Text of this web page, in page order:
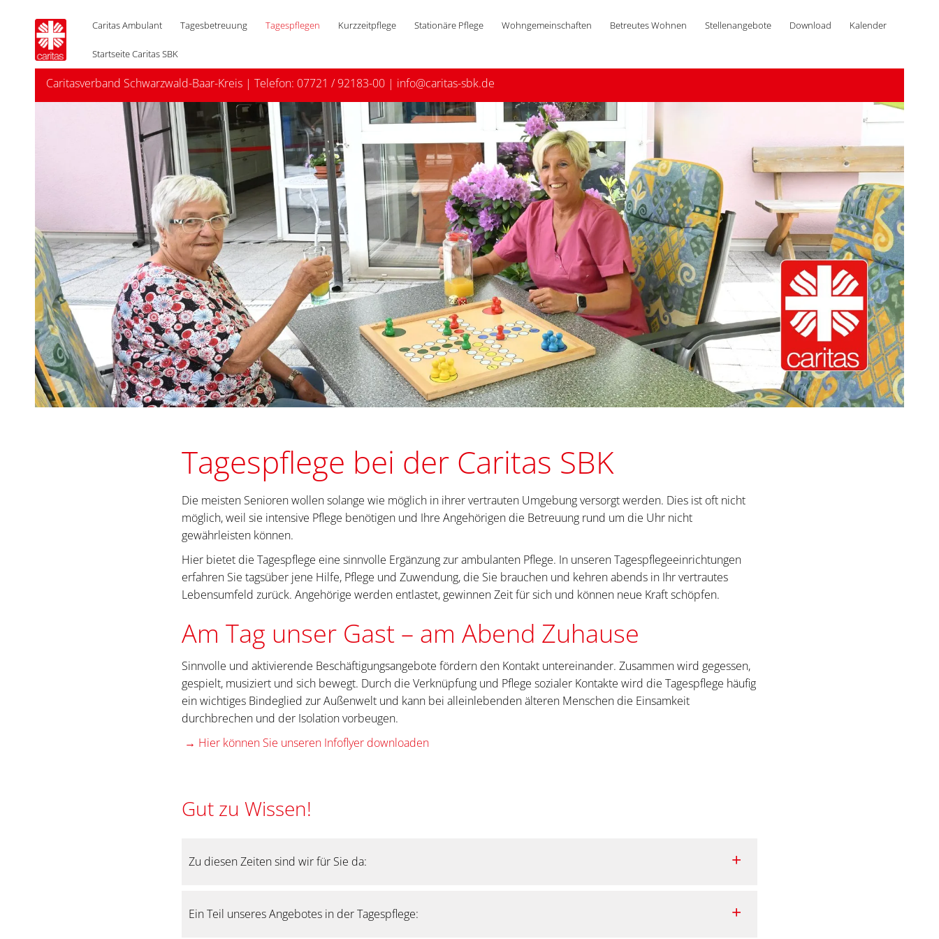
Caritas Ambulant Tagesbetreuung Tagespflegen Kurzzeitpflege Stationäre Pflege Wohngemeinschaften Betreutes Wohnen Stellenangebote Download Kalender
Startseite Caritas SBK
Caritasverband Schwarzwald-Baar-Kreis | Telefon: 07721 / 92183-00 | info@caritas-sbk.de
Tagespflege bei der Caritas SBK
Die meisten Senioren wollen solange wie möglich in ihrer vertrauten Umgebung versorgt werden. Dies ist oft nicht
möglich, weil sie intensive Pflege benötigen und Ihre Angehörigen die Betreuung rund um die Uhr nicht
gewährleisten können.
Hier bietet die Tagespflege eine sinnvolle Ergänzung zur ambulanten Pflege. In unseren Tagespflegeeinrichtungen
erfahren Sie tagsüber jene Hilfe, Pflege und Zuwendung, die Sie brauchen und kehren abends in Ihr vertrautes
Lebensumfeld zurück. Angehörige werden entlastet, gewinnen Zeit für sich und können neue Kraft schöpfen.
Am Tag unser Gast – am Abend Zuhause
Sinnvolle und aktivierende Beschäftigungsangebote fördern den Kontakt untereinander. Zusammen wird gegessen,
gespielt, musiziert und sich bewegt. Durch die Verknüpfung und Pflege sozialer Kontakte wird die Tagespflege häufig
ein wichtiges Bindeglied zur Außenwelt und kann bei alleinlebenden älteren Menschen die Einsamkeit
durchbrechen und der Isolation vorbeugen.
→ Hier können Sie unseren Infoflyer downloaden
Gut zu Wissen!
Zu diesen Zeiten sind wir für Sie da:
den Kernöffnungszeiten von morgens um 8.00 Uhr bis abends um 16.30 Uhr zur Verfügung.
Ein Teil unseres Angebotes in der Tagespflege: